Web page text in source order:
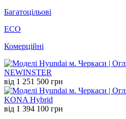
Багатоцільові
ECO
Комерційні
NEWINSTER
від 1 251 500 грн
KONA Hybrid
від 1 394 100 грн